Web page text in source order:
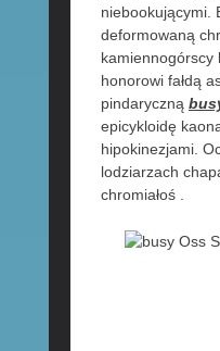
niebookującymi.
deformowaną
kamiennogórscy
honorowi fałdą
pindaryczną
epicykloidę
hipokinezjami.
lodziarzach
chromiałoś .